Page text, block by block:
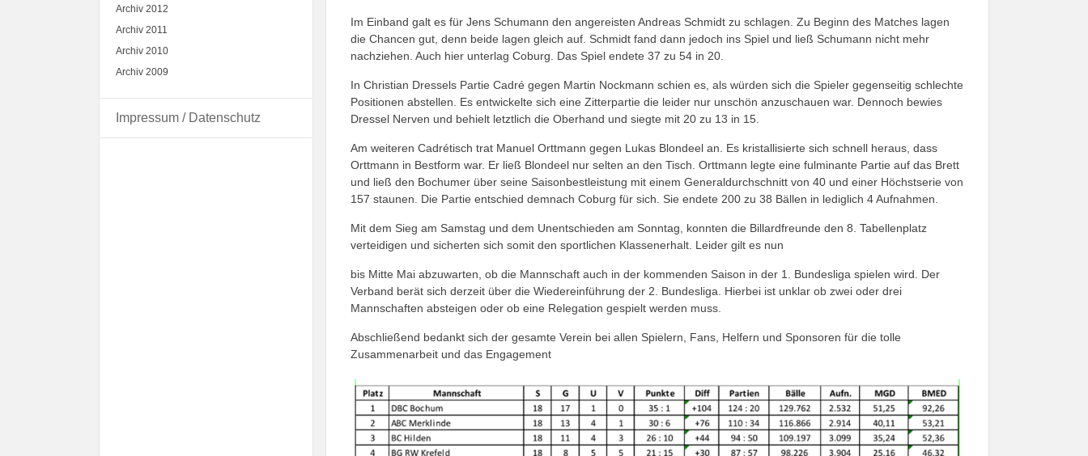
Im Einband galt es für Jens Schumann den angereisten Andreas Schmidt zu schlagen. Zu Beginn des Matches lagen
die Chancen gut, denn beide lagen gleich auf. Schmidt fand dann jedoch ins Spiel und ließ Schumann nicht mehr
nachziehen. Auch hier unterlag Coburg. Das Spiel endete 37 zu 54 in 20.
In Christian Dressels Partie Cadré gegen Martin Nockmann schien es, als würden sich die Spieler gegenseitig schlechte
Positionen abstellen. Es entwickelte sich eine Zitterpartie die leider nur unschön anzuschauen war. Dennoch bewies
Dressel Nerven und behielt letztlich die Oberhand und siegte mit 20 zu 13 in 15.
Am weiteren Cadrétisch trat Manuel Orttmann gegen Lukas Blondeel an. Es kristallisierte sich schnell heraus, dass
Orttmann in Bestform war. Er ließ Blondeel nur selten an den Tisch. Orttmann legte eine fulminante Partie auf das Brett
und ließ den Bochumer über seine Saisonbestleistung mit einem Generaldurchschnitt von 40 und einer Höchstserie von
157 staunen. Die Partie entschied demnach Coburg für sich. Sie endete 200 zu 38 Bällen in lediglich 4 Aufnahmen.
Mit dem Sieg am Samstag und dem Unentschieden am Sonntag, konnten die Billardfreunde den 8. Tabellenplatz
verteidigen und sicherten sich somit den sportlichen Klassenerhalt. Leider gilt es nun
bis Mitte Mai abzuwarten, ob die Mannschaft auch in der kommenden Saison in der 1. Bundesliga spielen wird. Der
Verband berät sich derzeit über die Wiedereinführung der 2. Bundesliga. Hierbei ist unklar ob zwei oder drei
Mannschaften absteigen oder ob eine Relegation gespielt werden muss.
Abschließend bedankt sich der gesamte Verein bei allen Spielern, Fans, Helfern und Sponsoren für die tolle
Zusammenarbeit und das Engagement
Archiv 2012
Archiv 2011
Archiv 2010
Archiv 2009
Impressum / Datenschutz